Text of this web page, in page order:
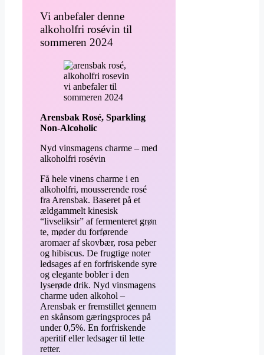
Vi anbefaler denne
alkoholfri rosévin til
sommeren 2024
Arensbak Rosé, Sparkling
Non-Alcoholic
Nyd vinsmagens charme – med
alkoholfri rosévin
Få hele vinens charme i en
alkoholfri, mousserende rosé
fra Arensbak. Baseret på et
ældgammelt kinesisk
“livseliksir” af fermenteret grøn
te, møder du forførende
aromaer af skovbær, rosa peber
og hibiscus. De frugtige noter
ledsages af en forfriskende syre
og elegante bobler i den
lyserøde drik. Nyd vinsmagens
charme uden alkohol –
Arensbak er fremstillet gennem
en skånsom gæringsproces på
under 0,5%. En forfriskende
aperitif eller ledsager til lette
retter.